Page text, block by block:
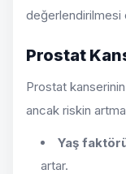
değerlendirilmesi
Prostat
Prostat
ancak riskin
Yaş
artar.